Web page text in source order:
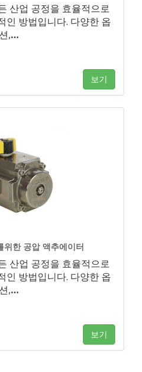
산업 공정을 효율적으로
인 방법입니다. 다양한 옵
션,…
보기
위한 공압 액추에이터
산업 공정을 효율적으로
인 방법입니다. 다양한 옵
션,…
보기